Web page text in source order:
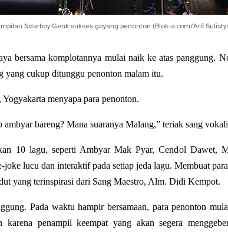
Ndarboy Genk sukses goyang penonton (Blok-a.com/Arif
bersama komplotannya mulai naik ke atas panggung.
yang cukup ditunggu penonton malam itu.
menyapa para penonton.
ambyar bareng? Mana suaranya Malang,” teriak sang
10 lagu, seperti Ambyar Mak Pyar, Cendol Dawet,
lucu dan interaktif pada setiap jeda lagu. Membuat
yang terinspirasi dari Sang Maestro, Alm. Didi Kempot.
Pada waktu hampir bersamaan, para penonton
karena penampil keempat yang akan segera